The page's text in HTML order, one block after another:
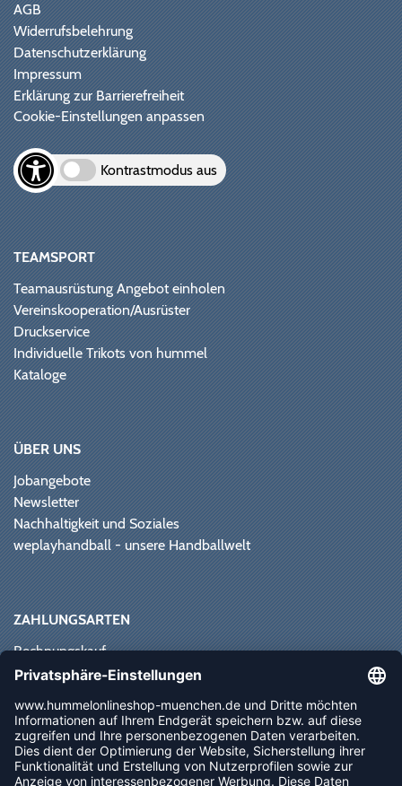
AGB
Widerrufsbelehrung
Datenschutzerklärung
Impressum
Erklärung zur Barrierefreiheit
Cookie-Einstellungen anpassen
Kontrastmodus aus
TEAMSPORT
Teamausrüstung Angebot einholen
Vereinskooperation/Ausrüster
Druckservice
Individuelle Trikots von hummel
Kataloge
ÜBER UNS
Jobangebote
Newsletter
Nachhaltigkeit und Soziales
weplayhandball - unsere Handballwelt
ZAHLUNGSARTEN
Rechnungskauf
Paypal
Vorkasse
Sofortüberweisung